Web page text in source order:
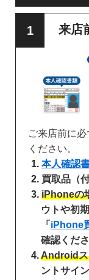
来店
ご来店前に
ください。
本人確認
買取品（
iPhoneの
ウトや初
「 iPhone
確認くださ
Androidス
ントサイ